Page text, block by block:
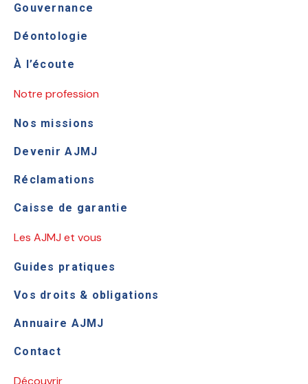
Gouvernance
Déontologie
À l’écoute
Notre profession
Nos missions
Devenir AJMJ
Réclamations
Caisse de garantie
Les AJMJ et vous
Guides pratiques
Vos droits & obligations
Annuaire AJMJ
Contact
Découvrir